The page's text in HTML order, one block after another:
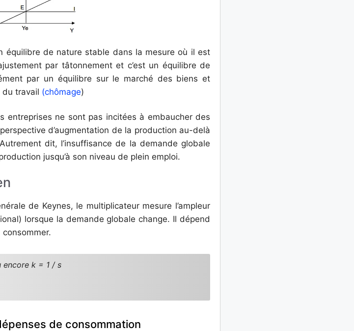
équilibre de nature stable dans la mesure où il est
par tâtonnement et c’est un équilibre de
par un équilibre sur le marché des biens et
du travail (chômage)
entreprises ne sont pas incitées à embaucher des
d’augmentation de la production au-delà
dit, l’insuffisance de la demande globale
jusqu’à son niveau de plein emploi.
de Keynes, le multiplicateur mesure l’ampleur
lorsque la demande globale change. Il dépend
encore k = 1 / s
de consommation